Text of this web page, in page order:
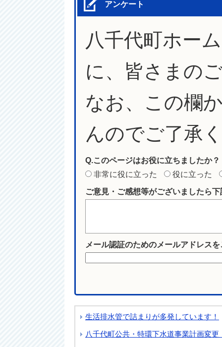
アンケート
八千代町ホー
に、皆さまの
なお、この欄
んのでご了承
Q.このページはお役に立ちましたか？
非常に役に立った
役に立った
ご意見・ご感想等がございましたら
メール認証のためのメールアドレス
生活排水管で詰まりが多発しています！
八千代町公共・特環下水道事業計画変更